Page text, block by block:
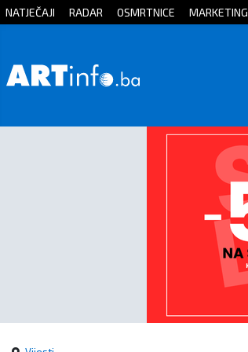
Početna
Zanimljivosti
NATJEČAJI RADAR OSMRTNICE MARKETING